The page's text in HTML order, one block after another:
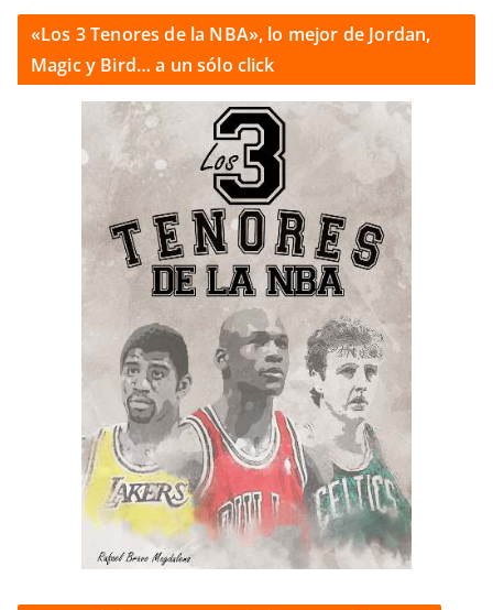
«Los 3 Tenores de la NBA», lo mejor de Jordan,
Magic y Bird… a un sólo click